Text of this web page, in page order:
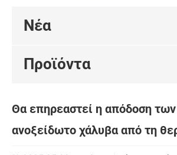
Νέα
Προϊόντα
Θα επηρεαστεί η απόδοση
ανοξείδωτο χάλυβα από τη